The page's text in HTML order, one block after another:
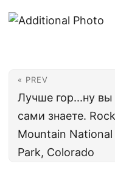
« PREV
Лучше гор...ну вы
сами знаете.
Mountain National
Park, Colorado